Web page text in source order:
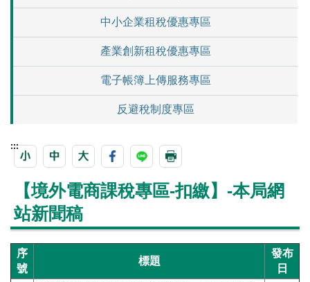
中小企業租稅優惠專區
產業創新租稅優惠專區
電子帳簿上傳服務專區
反避稅制度專區
:::
【境外電商課稅專區-扣繳】-本局網
站新聞稿
序
號
標題
發布
日